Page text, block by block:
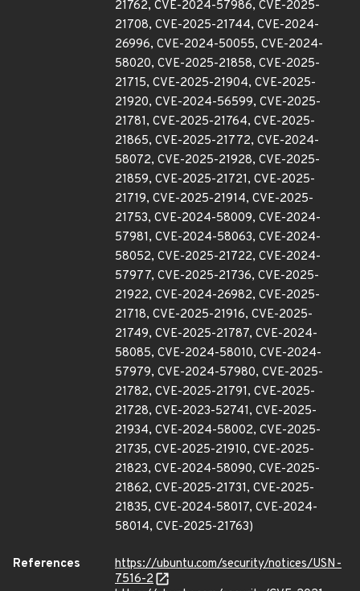
21762, CVE-2024-57986, CVE-2025-
21708, CVE-2025-21744, CVE-2024-
26996, CVE-2024-50055, CVE-2024-
58020, CVE-2025-21858, CVE-2025-
21715, CVE-2025-21904, CVE-2025-
21920, CVE-2024-56599, CVE-2025-
21781, CVE-2025-21764, CVE-2025-
21865, CVE-2025-21772, CVE-2024-
58072, CVE-2025-21928, CVE-2025-
21859, CVE-2025-21721, CVE-2025-
21719, CVE-2025-21914, CVE-2025-
21753, CVE-2024-58009, CVE-2024-
57981, CVE-2024-58063, CVE-2024-
58052, CVE-2025-21722, CVE-2024-
57977, CVE-2025-21736, CVE-2025-
21922, CVE-2024-26982, CVE-2025-
21718, CVE-2025-21916, CVE-2025-
21749, CVE-2025-21787, CVE-2024-
58085, CVE-2024-58010, CVE-2024-
57979, CVE-2024-57980, CVE-2025-
21782, CVE-2025-21791, CVE-2025-
21728, CVE-2023-52741, CVE-2025-
21934, CVE-2024-58002, CVE-2025-
21735, CVE-2025-21910, CVE-2025-
21823, CVE-2024-58090, CVE-2025-
21862, CVE-2025-21731, CVE-2025-
21835, CVE-2024-58017, CVE-2024-
58014, CVE-2025-21763)
References
https://ubuntu.com/security/notices/USN-
7516-2